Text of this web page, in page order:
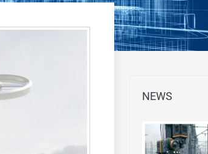
NEWS